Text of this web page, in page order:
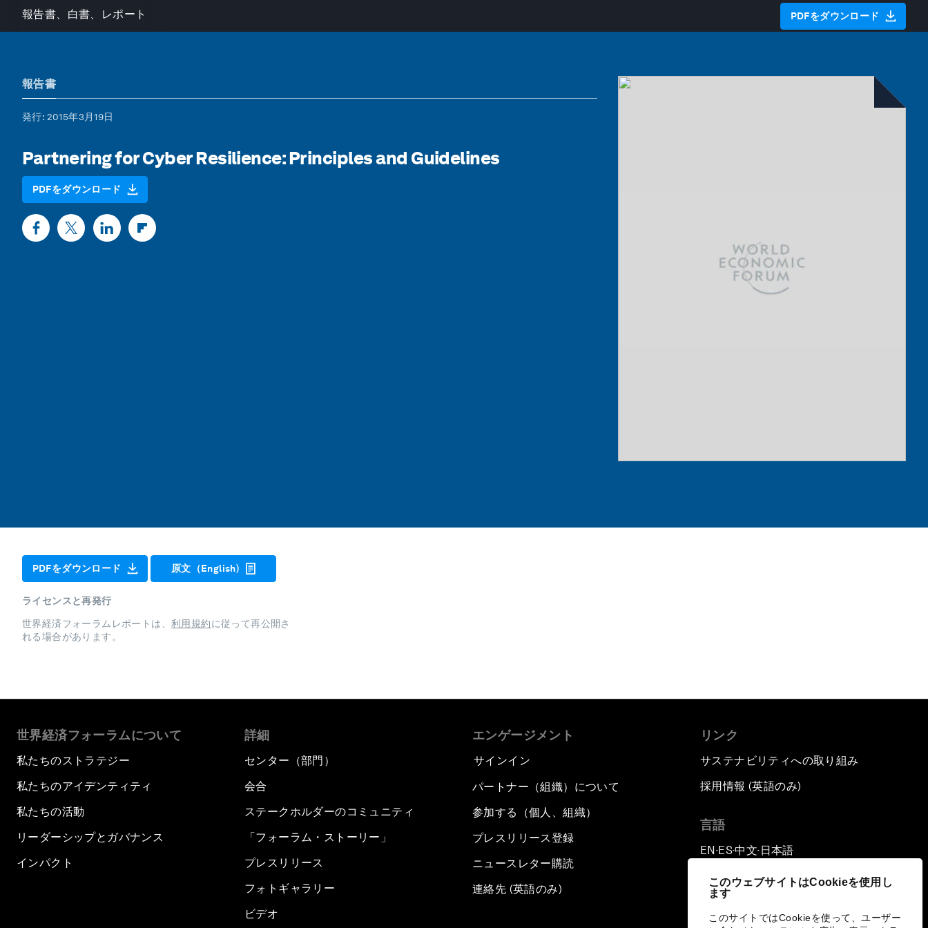
このウェブサイトはCookieを使用し
ます
このサイトではCookieを使って、ユーザー
報告書、白書、レポート PDFをダウンロード
報告書
発行: 2015年3月19日
Partnering for Cyber Resilience: Principles and Guidelines
PDFをダウンロード
PDFをダウンロード 原文（English)
ライセンスと再発行
世界経済フォーラムレポートは、 利用規約に従って再公開さ
れる場合があります。
世界経済フォーラムについて
私たちのストラテジー
私たちのアイデンティティ
私たちの活動
リーダーシップとガバナンス
インパクト
詳細
センター（部門）
会合
ステークホルダーのコミュニティ
「フォーラム・ストーリー」
プレスリリース
フォトギャラリー
ビデオ
エンゲージメント
サインイン
パートナー（組織）について
参加する（個人、組織）
プレスリリース登録
ニュースレター購読
連絡先 (英語のみ)
リンク
サステナビリティへの取り組み
採用情報 (英語のみ)
言語
EN ▪ES▪中文▪ 日本語